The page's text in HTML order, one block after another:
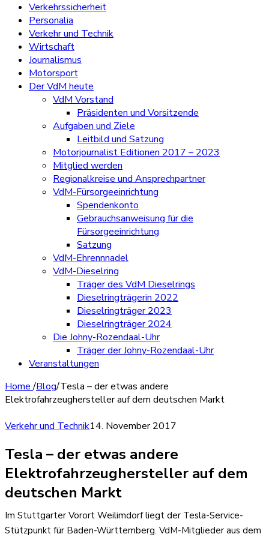
Verkehrssicherheit
Personalia
Verkehr und Technik
Wirtschaft
Journalismus
Motorsport
Der VdM heute
VdM Vorstand
Präsidenten und Vorsitzende
Aufgaben und Ziele
Leitbild und Satzung
Motorjournalist Editionen 2017 – 2023
Mitglied werden
Regionalkreise und Ansprechpartner
VdM-Fürsorgeeinrichtung
Spendenkonto
Gebrauchsanweisung für die
Fürsorgeeinrichtung
Satzung
VdM-Ehrennnadel
VdM-Dieselring
Träger des VdM Dieselrings
Dieselringträgerin 2022
Dieselringträger 2023
Dieselringträger 2024
Die Johny-Rozendaal-Uhr
Träger der Johny-Rozendaal-Uhr
Veranstaltungen
Home/Blog/Tesla – der etwas andere
Elektrofahrzeughersteller auf dem deutschen Markt
Verkehr und Technik14. November 2017
Tesla – der etwas andere
Elektrofahrzeughersteller auf dem
deutschen Markt
Im Stuttgarter Vorort Weilimdorf liegt der Tesla-Service-
Stützpunkt für Baden-Württemberg. VdM-Mitglieder aus dem